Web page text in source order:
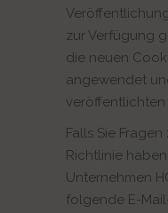
zur Verfügung
die neuen
angewendet
veröffentlichten
Falls Sie
Richtlinie
Unternehmen
folgende E-